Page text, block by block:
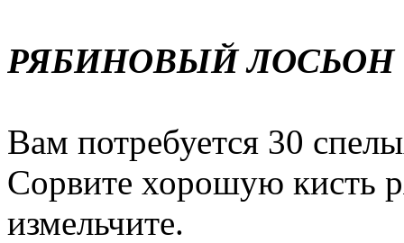
РЯБИНОВЫЙ ЛОСЬОН
Вам потребуется 30
Сорвите хорошую кисть
измельчите.